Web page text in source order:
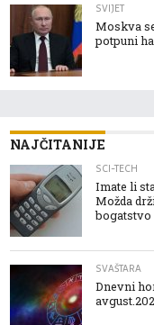
SVIJET
Moskva
potpuni
NAJČITANIJE
SCI-TECH
Imate li
Možda
bogatstvo
SVAŠTARA
Dnevni